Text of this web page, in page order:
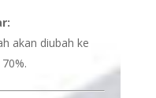
akan diubah ke